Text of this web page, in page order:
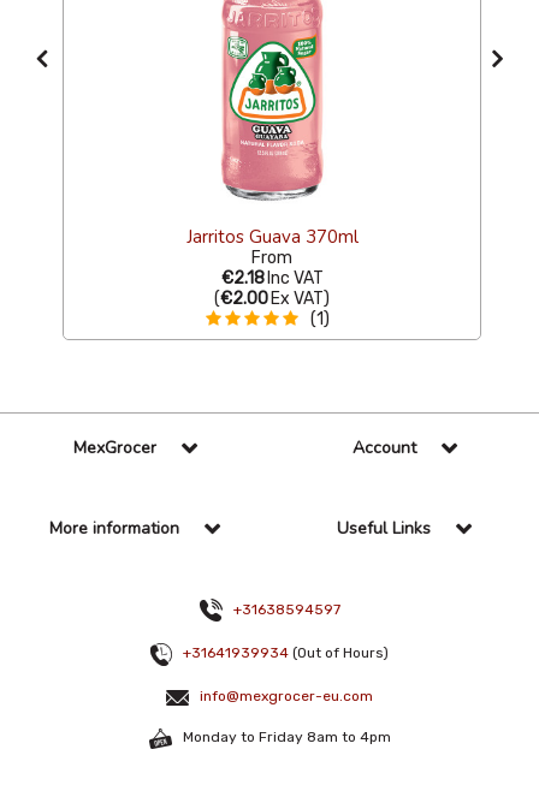
Jarritos Guava 370ml
From
€2.18 Inc VAT
(€2.00 Ex VAT)
(1)
MexGrocer Account
More information Useful Links
+31638594597
+31641939934 (Out of Hours)
info@mexgrocer-eu.com
Monday to Friday 8am to 4pm